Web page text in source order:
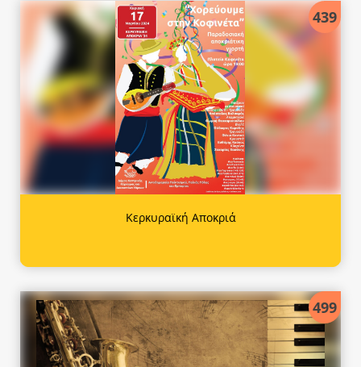
439
Κερκυραϊκή Αποκριά
499